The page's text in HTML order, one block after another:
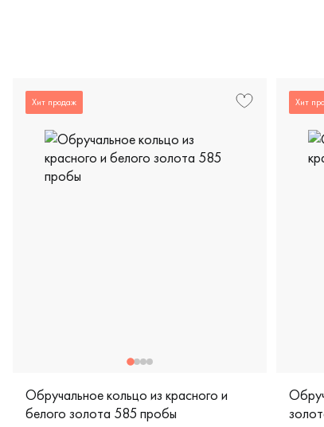
Женские, мужские, парные, красное золото 585
Хит продаж
Обручальное кольцо из красного и
белого золота 585 пробы
Хит